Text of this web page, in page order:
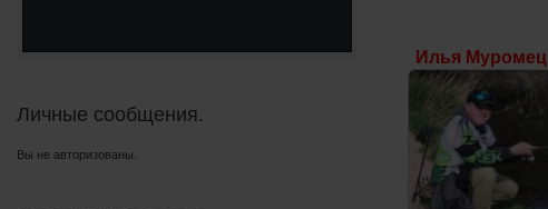
Илья Муромец
Личные сообщения.
Вы не авторизованы.